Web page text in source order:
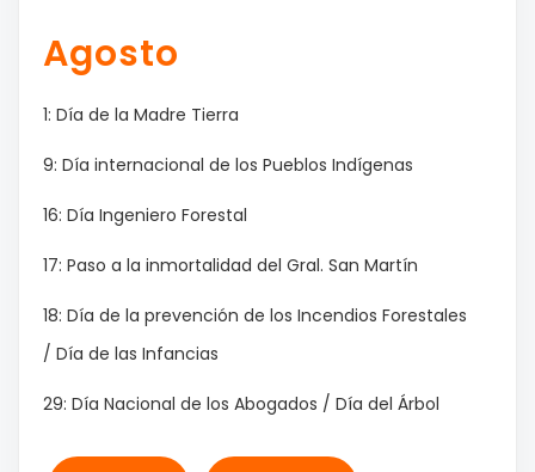
Agosto
1: Día de la Madre Tierra
9: Día internacional de los Pueblos Indígenas
16: Día Ingeniero Forestal
17: Paso a la inmortalidad del Gral. San Martín
18: Día de la prevención de los Incendios Forestales
/ Día de las Infancias
29: Día Nacional de los Abogados / Día del Árbol